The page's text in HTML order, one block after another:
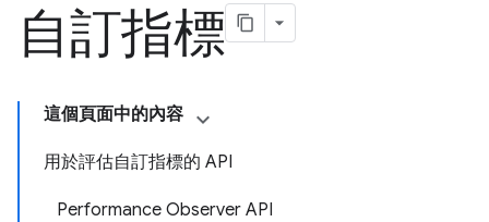
自訂指標
這個頁面中的內容
用於評估自訂指標的 API
Performance Observer API